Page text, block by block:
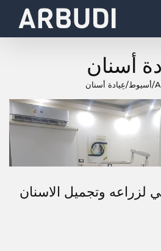
أسنان
/أسيوط/عِيادة أسنان
لزراعه وتجميل الاسنان